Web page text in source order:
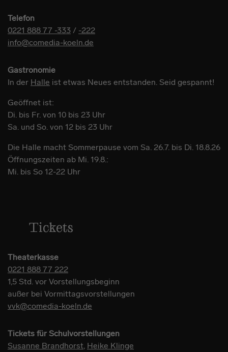
Telefon
0221 888 77 -333 / -222
info@comedia-koeln.de
Gastronomie
In der Halle ist etwas Neues entstanden. Seid gespannt!
Geöffnet ist:
Di. bis Fr. von 10 bis 23 Uhr
Sa. und So. von 12 bis 23 Uhr
Die Halle macht Sommerpause vom Sa. 26.7. bis Di. 18.8.26
Öffnungszeiten ab Mi. 19.8.:
Mi. bis So 12-22 Uhr
Tickets
Theaterkasse
0221 888 77 222
1,5 Std. vor Vorstellungsbeginn
außer bei Vormittagsvorstellungen
vvk@comedia-koeln.de
Tickets für Schulvorstellungen
Susanne Brandhorst Heike Klinge